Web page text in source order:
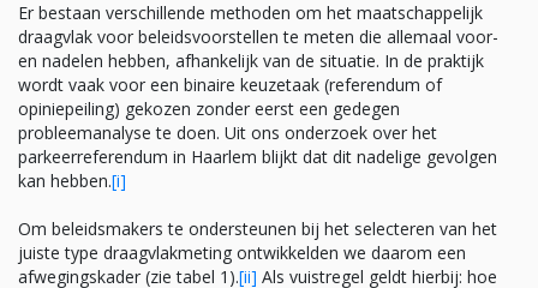
Er bestaan verschillende methoden om het maatschappelijk
draagvlak voor beleidsvoorstellen te meten die allemaal voor-
en nadelen hebben, afhankelijk van de situatie. In de praktijk
wordt vaak voor een binaire keuzetaak (referendum of
opiniepeiling) gekozen zonder eerst een gedegen
probleemanalyse te doen. Uit ons onderzoek over het
parkeerreferendum in Haarlem blijkt dat dit nadelige gevolgen
kan hebben.[i]
Om beleidsmakers te ondersteunen bij het selecteren van het
juiste type draagvlakmeting ontwikkelden we daarom een
afwegingskader (zie tabel 1).[ii] Als vuistregel geldt hierbij: hoe